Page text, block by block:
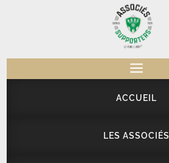
a
ACCUEIL
LES ASSOCIÉS